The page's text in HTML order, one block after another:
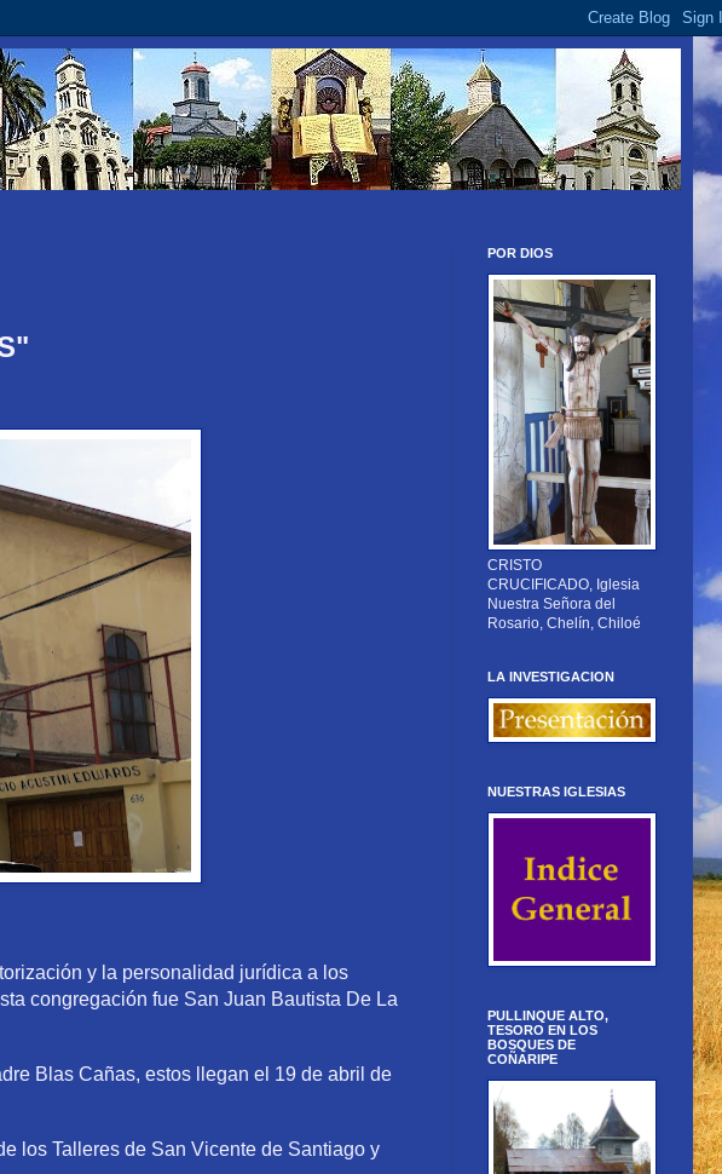
y la personalidad jurídica a los
congregación fue San Juan Bautista De La
Blas Cañas, estos llegan el 19 de abril de
los Talleres de San Vicente de Santiago y
POR DIOS
CRISTO
CRUCIFICADO, Iglesia
Nuestra Señora del
Rosario, Chelín, Chiloé
LA INVESTIGACION
NUESTRAS IGLESIAS
PULLINQUE ALTO,
TESORO EN LOS
BOSQUES DE
COÑARIPE